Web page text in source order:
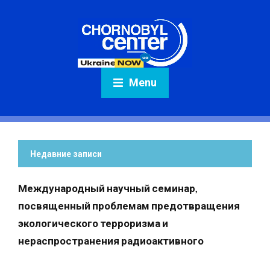
Menu
Недавние записи
Международный научный семинар,
посвященный проблемам предотвращения
экологического терроризма и
нераспространения радиоактивного